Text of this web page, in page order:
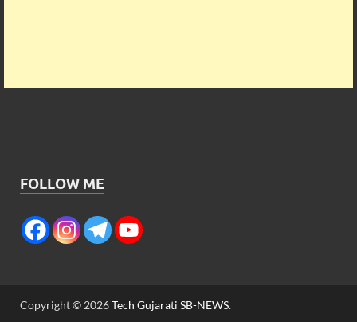
FOLLOW ME
Copyright © 2026Tech Gujarati SB-NEWS.